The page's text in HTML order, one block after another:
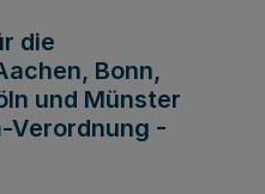
die
Bonn,
und Münster
Verordnung -